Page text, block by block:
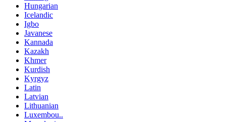
Hungarian
Icelandic
Igbo
Javanese
Kannada
Kazakh
Khmer
Kurdish
Kyrgyz
Latin
Latvian
Lithuanian
Luxembou..